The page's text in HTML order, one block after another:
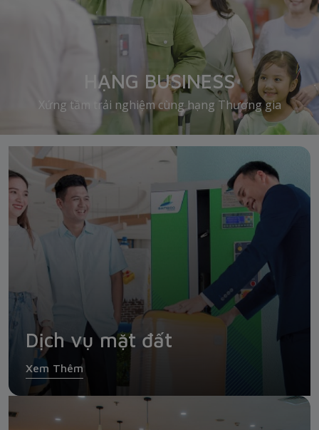
HẠNG BUSINESS
Xứng tầm trải nghiệm cùng hạng Thương gia
Dịch vụ mặt đất
Xem Thêm